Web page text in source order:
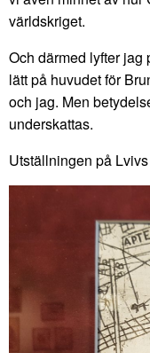
världskriget.
Och därmed lyfter
lätt på huvudet för
och jag. Men
underskattas.
Utställningen på